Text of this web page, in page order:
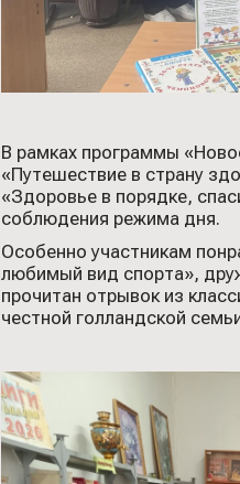
В рамках программы
«Путешествие в страну
«Здоровье в порядке,
соблюдения режима дня.
Особенно участникам
любимый вид спорта»,
прочитан отрывок из
честной голландской